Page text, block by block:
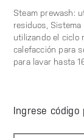
Steam prewash:
residuos, Sistema
utilizando el ciclo
calefacción para
para lavar hasta
Ingrese